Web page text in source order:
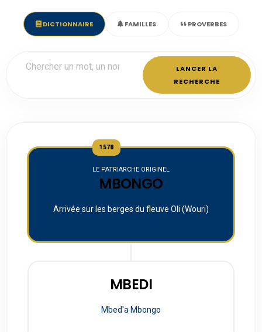
DICTIONNAIRE FAMILLES PROVERBES
LANCER LA
RECHERCHE
1578
LE PATRIARCHE ORIGINEL
MBONGO
Arrivée sur les berges du fleuve Oli (Wouri)
MBEDI
Mbed'a Mbongo